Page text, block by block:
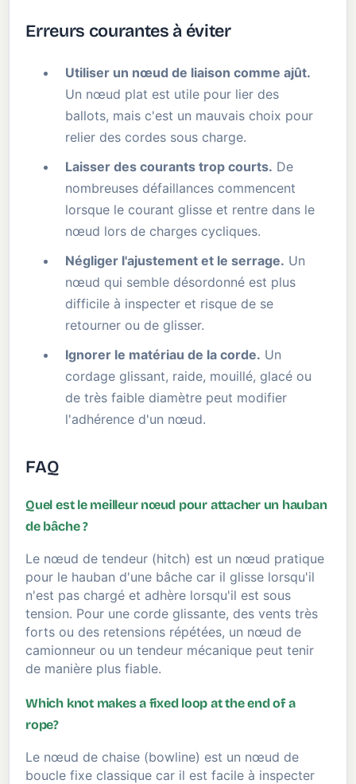
Erreurs courantes à éviter
Utiliser un nœud de liaison comme ajût.
Un nœud plat est utile pour lier des
ballots, mais c'est un mauvais choix pour
relier des cordes sous charge.
Laisser des courants trop courts. De
nombreuses défaillances commencent
lorsque le courant glisse et rentre dans le
nœud lors de charges cycliques.
Négliger l'ajustement et le serrage. Un
nœud qui semble désordonné est plus
difficile à inspecter et risque de se
retourner ou de glisser.
Ignorer le matériau de la corde. Un
cordage glissant, raide, mouillé, glacé ou
de très faible diamètre peut modifier
l'adhérence d'un nœud.
FAQ
Quel est le meilleur nœud pour attacher un hauban
de bâche ?
Le nœud de tendeur (hitch) est un nœud pratique
pour le hauban d'une bâche car il glisse lorsqu'il
n'est pas chargé et adhère lorsqu'il est sous
tension. Pour une corde glissante, des vents très
forts ou des retensions répétées, un nœud de
camionneur ou un tendeur mécanique peut tenir
de manière plus fiable.
Which knot makes a fixed loop at the end of a
rope?
Le nœud de chaise (bowline) est un nœud de
boucle fixe classique car il est facile à inspecter